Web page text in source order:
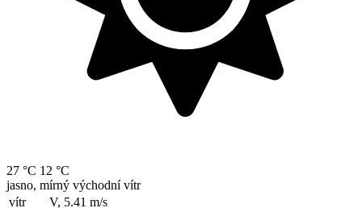
27 °C 12 °C
jasno, mírný východní vítr
vítr
V, 5.41 m/s